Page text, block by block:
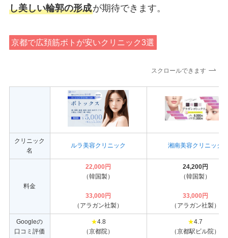
し美しい輪郭の形成が期待できます。
京都で広頚筋ボトが安いクリニック3選
スクロールできます
クリニック
名
ルラ美容クリニック 湘南美容クリニック
料金
22,000円
（韓国製）
33,000円
（アラガン社製）
24,200円
（韓国製）
33,000円
（アラガン社製）
Googleの
口コミ評価
★4.8
（京都院）
★4.7
（京都駅ビル院）